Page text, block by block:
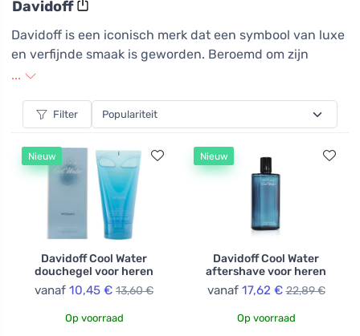
Davidoff
Davidoff is een iconisch merk dat een symbool van luxe
en verfijnde smaak is geworden. Beroemd om zijn
nadruk op kwaliteit en detail, biedt Davidoff een breed
exclusieve parfums en modieuze accessoires. Elk
product van het merk Davidoff is zorgvuldig ontworpen
om een unieke ervaring te bieden die de zintuigen
aanspreekt en zelfs de meest veeleisende klanten
tevreden stelt. Met een traditie die vakmanschap
combineert met modern design, is Davidoff synoniem
geworden voor elegantie en verfijning, waardoor het
brengt.
...
Filter
Nieuw
Davidoff Cool Water
douchegel voor heren
vanaf 10,45 € 13,60 €
Op voorraad
Nieuw
Davidoff Cool Water
aftershave voor heren
vanaf 17,62 € 22,89 €
Op voorraad